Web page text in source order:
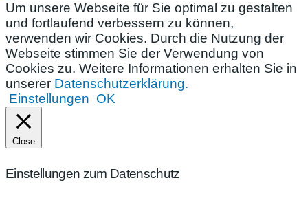
Um unsere Webseite für Sie optimal zu gestalten
und fortlaufend verbessern zu können,
verwenden wir Cookies. Durch die Nutzung der
Webseite stimmen Sie der Verwendung von
Cookies zu. Weitere Informationen erhalten Sie in
unserer Datenschutzerklärung.
Einstellungen OK
Close
Einstellungen zum Datenschutz